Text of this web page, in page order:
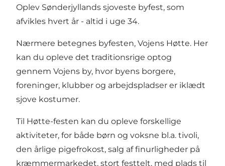
Oplev Sønderjyllands sjoveste byfest, som
afvikles hvert år - altid i uge 34.
Nærmere betegnes byfesten, Vojens Høtte. Her
kan du opleve det traditionsrige optog
gennem Vojens by, hvor byens borgere,
foreninger, klubber og arbejdspladser er iklædt
sjove kostumer.
Til Høtte-festen kan du opleve forskellige
aktiviteter, for både børn og voksne bl.a. tivoli,
den årlige pigefrokost, salg af finurligheder på
kræmmermarkedet, stort festtelt, med plads til